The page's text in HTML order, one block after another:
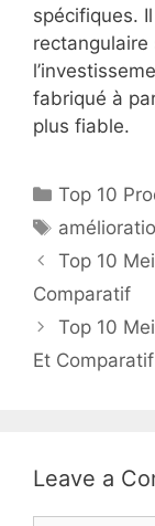
spécifiques.
rectangulaire
fabriqué à
plus fiable.
Top 10
Top 10
Comparatif
Top 10
Et Comparatif
Leave a